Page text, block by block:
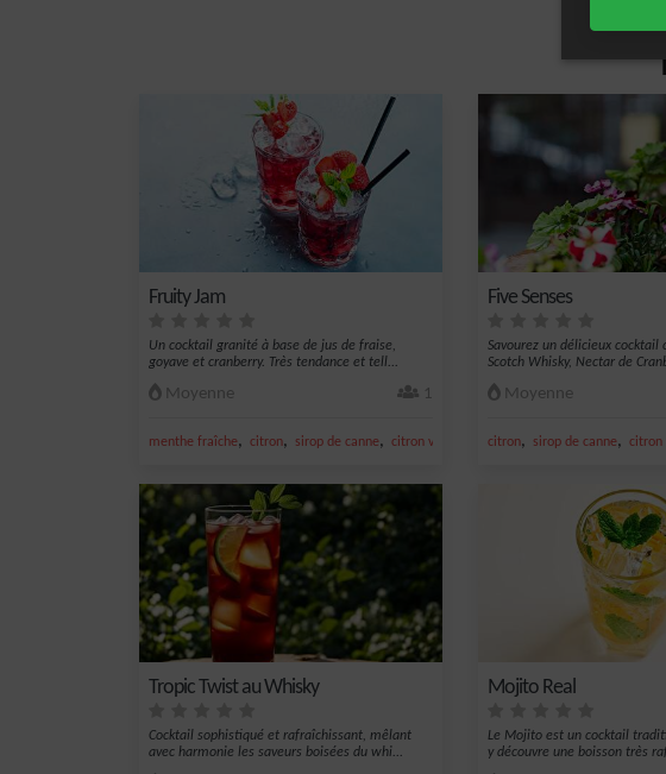
Fruity Jam
Un cocktail granité à base de jus de fraise,
goyave et cranberry. Très tendance et tell...
Moyenne 1
menthe fraîche, citron, sirop de canne, citron vert frais ,jus de citron vert
Five Senses
Savourez un délicieux cocktail
Scotch Whisky, Nectar de
Moyenne
citron, sirop de canne, citron
Tropic Twist au Whisky
Cocktail sophistiqué et rafraîchissant, mêlant
avec harmonie les saveurs boisées du whi...
Mojito Real
Le Mojito est un cocktail
y découvre une boisson très